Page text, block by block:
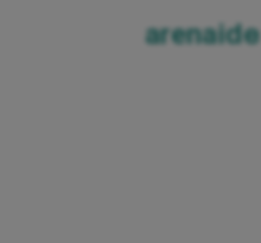
arenaide